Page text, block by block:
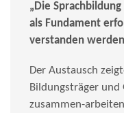
„Die
als Fundament
verstanden
Der Austausch
Bildungsträger
zusammen-